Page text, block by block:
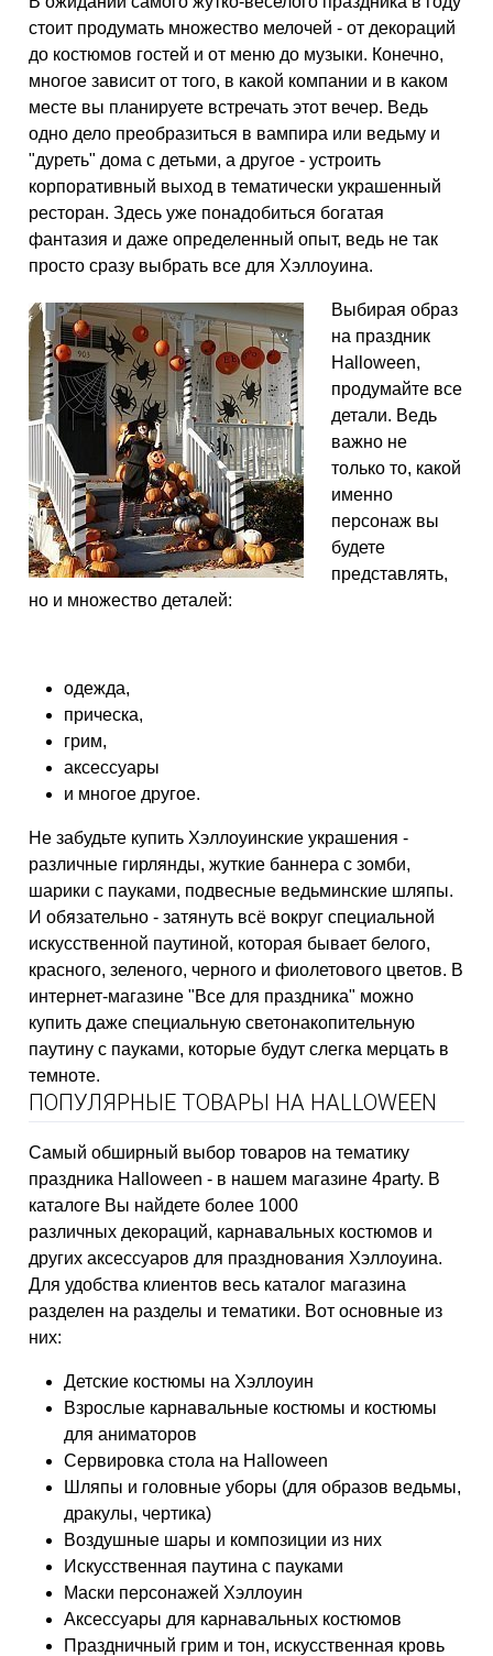
стоит продумать множество мелочей - от декораций
до костюмов гостей и от меню до музыки. Конечно,
многое зависит от того, в какой компании и в каком
месте вы планируете встречать этот вечер. Ведь
одно дело преобразиться в вампира или ведьму и
"дуреть" дома с детьми, а другое - устроить
корпоративный выход в тематически украшенный
ресторан. Здесь уже понадобиться богатая
фантазия и даже определенный опыт, ведь не так
просто сразу выбрать все для Хэллоуина.
Выбирая образ
на праздник
Halloween,
продумайте все
детали. Ведь
важно не
только то, какой
именно
персонаж вы
будете
представлять,
но и множество деталей:
одежда,
прическа,
грим,
аксессуары
и многое другое.
Не забудьте купить Хэллоуинские украшения -
различные гирлянды, жуткие баннера с зомби,
шарики с пауками, подвесные ведьминские шляпы.
И обязательно - затянуть всё вокруг специальной
искусственной паутиной, которая бывает белого,
красного, зеленого, черного и фиолетового цветов. В
интернет-магазине "Все для праздника" можно
купить даже специальную светонакопительную
паутину с пауками, которые будут слегка мерцать в
темноте.
ПОПУЛЯРНЫЕ ТОВАРЫ НА HALLOWEEN
Самый обширный выбор товаров на тематику
праздника Halloween - в нашем магазине 4party. В
каталоге Вы найдете более 1000
различных декораций, карнавальных костюмов и
других аксессуаров для празднования Хэллоуина.
Для удобства клиентов весь каталог магазина
разделен на разделы и тематики. Вот основные из
них:
Детские костюмы на Хэллоуин
Взрослые карнавальные костюмы и костюмы
для аниматоров
Сервировка стола на Halloween
Шляпы и головные уборы (для образов ведьмы,
дракулы, чертика)
Воздушные шары и композиции из них
Искусственная паутина с пауками
Маски персонажей Хэллоуин
Аксессуары для карнавальных костюмов
Праздничный грим и тон, искусственная кровь